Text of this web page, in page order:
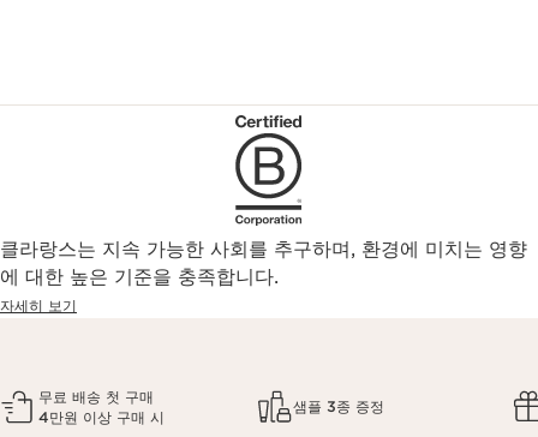
클라랑스는 지속 가능한 사회를 추구하며, 환경에 미치는 영향
에 대한 높은 기준을 충족합니다.
자세히 보기
무료 배송 첫 구매
4만원 이상 구매 시
샘플 3종 증정